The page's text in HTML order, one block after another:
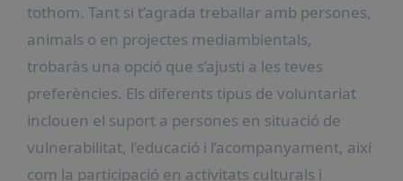
tothom. Tant si t’agrada treballar amb persones,
animals o en projectes mediambientals,
trobaràs una opció que s’ajusti a les teves
preferències. Els diferents tipus de voluntariat
inclouen el suport a persones en situació de
vulnerabilitat, l’educació i l’acompanyament, així
com la participació en activitats culturals i